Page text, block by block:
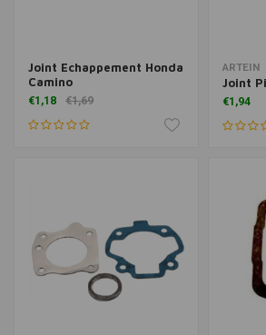
Joint Echappement Honda
Camino
€1,18 €1,69
ARTEIN
Joint
€1,94